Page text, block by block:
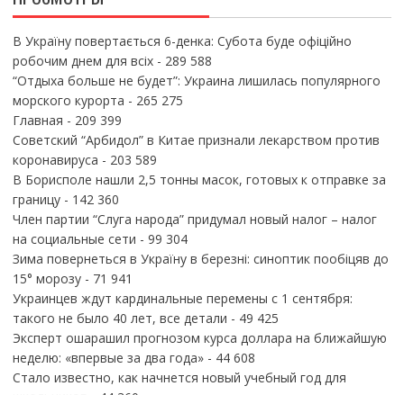
В Україну повертається 6-денка: Субота буде офіційно
робочим днем для всіх- 289 588
“Отдыха больше не будет”: Украина лишилась популярного
морского курорта - 265 275
Главная - 209 399
Советский “Арбидол” в Китае признали лекарством против
коронавируса - 203 589
В Борисполе нашли 2,5 тонны масок, готовых к отправке за
границу- 142 360
Член партии “Слуга народа” придумал новый налог – налог
на социальные сети - 99 304
Зима повернеться в Україну в березні: синоптик пообіцяв до
15° морозу- 71 941
Украинцев ждут кардинальные перемены с 1 сентября:
такого не было 40 лет, все детали - 49 425
Эксперт ошарашил прогнозом курса доллара на ближайшую
неделю: «впервые за два года»- 44 608
Стало известно, как начнется новый учебный год для